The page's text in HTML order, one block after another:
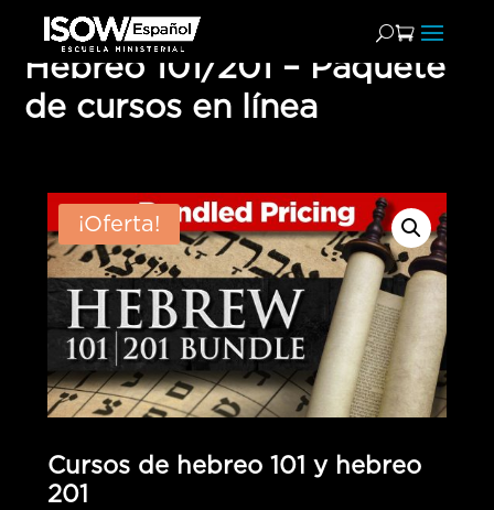
Hebreo 101/201 – Paquete
de cursos en línea
¡Oferta!
Cursos de hebreo 101 y hebreo
201